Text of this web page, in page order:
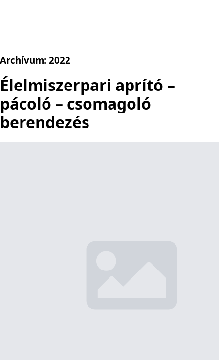
Archívum: 2022
Élelmiszerpari aprító –
pácoló – csomagoló
berendezés